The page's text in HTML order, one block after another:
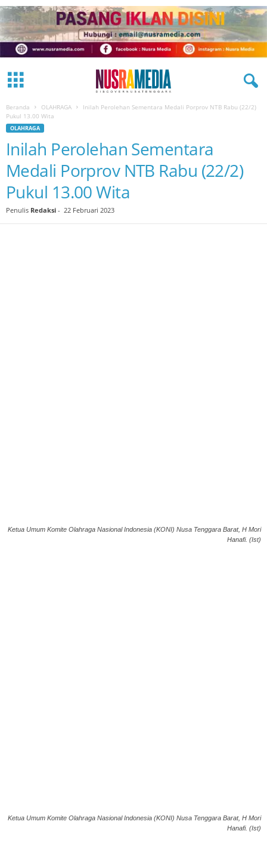
Beranda OLAHRAGA
Inilah Perolehan Sementara Medali Porprov NTB Rabu (22/2)
Pukul 13.00 Wita
OLAHRAGA
Inilah Perolehan Sementara
Medali Porprov NTB Rabu (22/2)
Pukul 13.00 Wita
Penulis Redaksi - 22 Februari 2023
Ketua Umum Komite Olahraga Nasional Indonesia (KONI) Nusa Tenggara Barat, H Mori
Hanafi. (Ist)
Ketua Umum Komite Olahraga Nasional Indonesia (KONI) Nusa Tenggara Barat, H Mori
Hanafi. (Ist)